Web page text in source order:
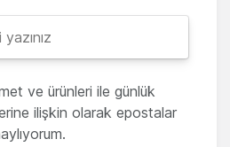
ve ürünleri ile günlük
ilişkin olarak epostalar